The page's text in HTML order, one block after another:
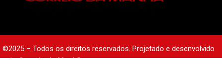
©2025 – Todos os direitos reservados. Projetado e desenvolvido
peloCorreio da Manhã.